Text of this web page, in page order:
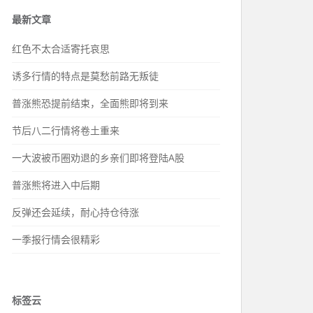
最新文章
红色不太合适寄托哀思
诱多行情的特点是莫愁前路无叛徒
普涨熊恐提前结束，全面熊即将到来
节后八二行情将卷土重来
一大波被币圈劝退的乡亲们即将登陆A股
普涨熊将进入中后期
反弹还会延续，耐心持仓待涨
一季报行情会很精彩
标签云